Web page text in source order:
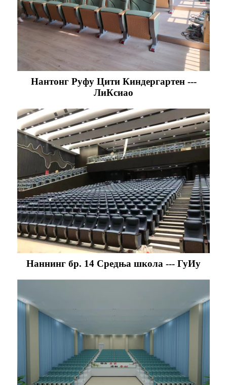
Нантонг Руфу Цити Киндергартен ---
ЛиКсиао
Наннинг бр. 14 Средња школа --- ГуИу